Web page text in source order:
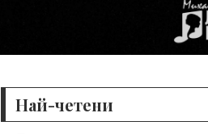
Най-четени